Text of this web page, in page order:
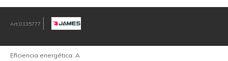
0135777
Eficiencia energética: A